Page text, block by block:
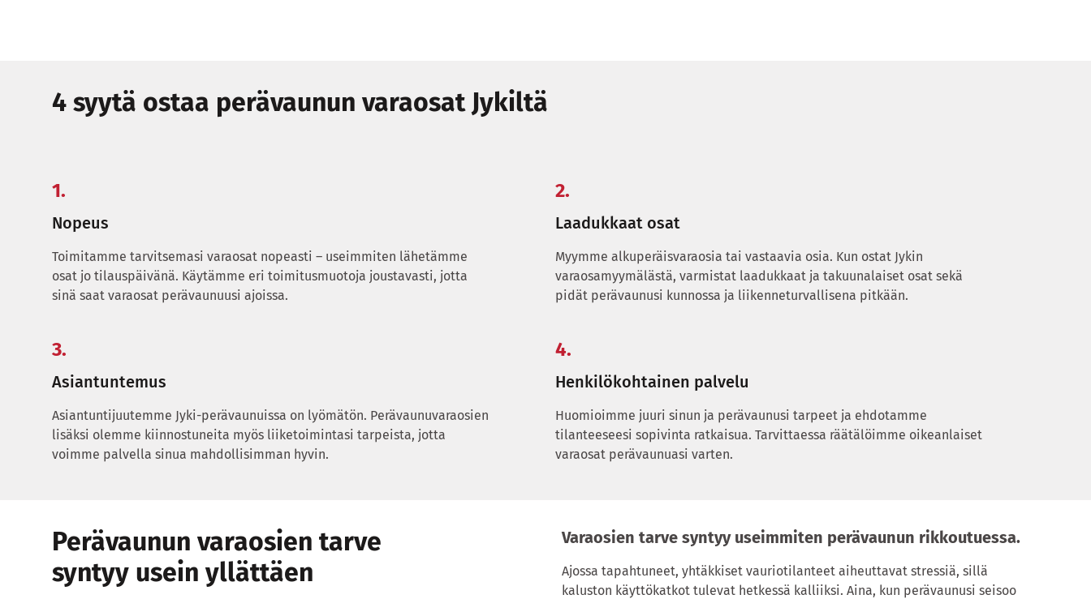
4 syytä ostaa perävaunun varaosat Jykiltä
1.
Nopeus
Toimitamme tarvitsemasi varaosat nopeasti – useimmiten lähetämme
osat jo tilauspäivänä. Käytämme eri toimitusmuotoja joustavasti, jotta
sinä saat varaosat perävaunuusi ajoissa.
2.
Laadukkaat osat
Myymme alkuperäisvaraosia tai vastaavia osia. Kun ostat Jykin
varaosamyymälästä, varmistat laadukkaat ja takuunalaiset osat sekä
pidät perävaunusi kunnossa ja liikenneturvallisena pitkään.
3.
Asiantuntemus
Asiantuntijuutemme Jyki-perävaunuissa on lyömätön. Perävaunuvaraosien
lisäksi olemme kiinnostuneita myös liiketoimintasi tarpeista, jotta
voimme palvella sinua mahdollisimman hyvin.
4.
Henkilökohtainen palvelu
Huomioimme juuri sinun ja perävaunusi tarpeet ja ehdotamme
tilanteeseesi sopivinta ratkaisua. Tarvittaessa räätälöimme oikeanlaiset
varaosat perävaunuasi varten.
Perävaunun varaosien tarve
syntyy usein yllättäen
Varaosien tarve syntyy useimmiten perävaunun rikkoutuessa.
Ajossa tapahtuneet, yhtäkkiset vauriotilanteet aiheuttavat stressiä, sillä
kaluston käyttökatkot tulevat hetkessä kalliiksi. Aina, kun perävaunusi seisoo